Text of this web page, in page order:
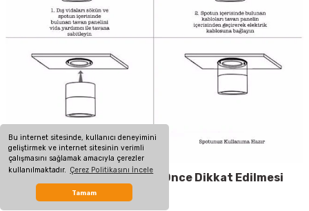
Bu internet sitesinde, kullanıcı deneyimini
geliştirmek ve internet sitesinin verimli
çalışmasını sağlamak amacıyla çerezler
kullanılmaktadır. Çerez Politikasını İncele
Tamam
Led Spot ArmatürAlmadan Önce Dikkat Edilmesi